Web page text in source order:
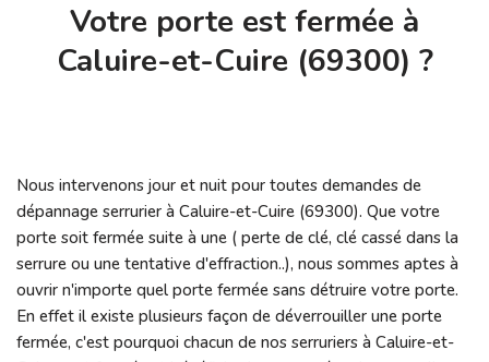
Votre porte est fermée à
Caluire-et-Cuire (69300) ?
Nous intervenons jour et nuit pour toutes demandes de
dépannage serrurier à Caluire-et-Cuire (69300). Que votre
porte soit fermée suite à une ( perte de clé, clé cassé dans la
serrure ou une tentative d'effraction..), nous sommes aptes à
ouvrir n'importe quel porte fermée sans détruire votre porte.
En effet il existe plusieurs façon de déverrouiller une porte
fermée, c'est pourquoi chacun de nos serruriers à Caluire-et-